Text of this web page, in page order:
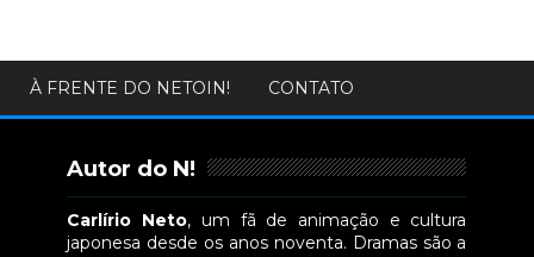
À FRENTE DO NETOIN! CONTATO
Autor do N!
Carlírio Neto, um fã de animação e cultura
japonesa desde os anos noventa. Dramas são a